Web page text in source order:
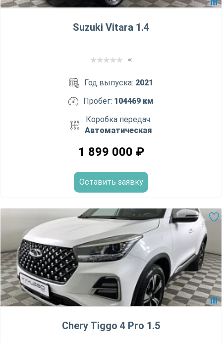
Suzuki Vitara 1.4
(0)
Год выпуска: 2021
Пробег: 104469 км
Коробка передач:
Автоматическая
1 899 000 ₽
Оставить заявку
Chery Tiggo 4 Pro 1.5